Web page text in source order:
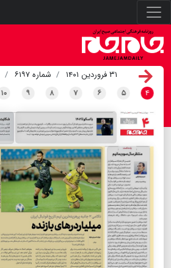
۳۱ فروردین ۱۴۰۱ شماره ۶۱۹۷
۴ ۵ ۶ ۷ ۸ ۹ ۱۰